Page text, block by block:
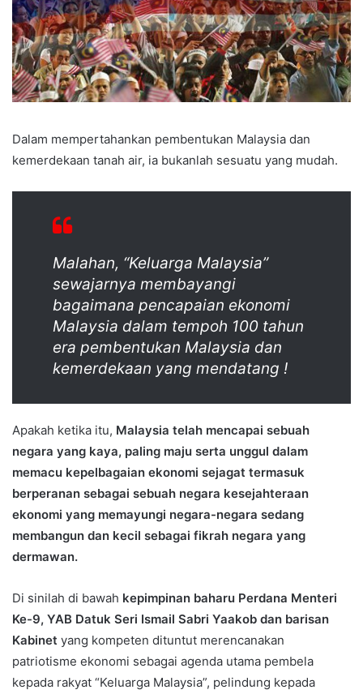
Dalam mempertahankan pembentukan Malaysia dan
kemerdekaan tanah air, ia bukanlah sesuatu yang mudah.
Malahan, “Keluarga Malaysia”
sewajarnya membayangi
bagaimana pencapaian ekonomi
Malaysia dalam tempoh 100 tahun
era pembentukan Malaysia dan
kemerdekaan yang mendatang !
Apakah ketika itu, Malaysia telah mencapai sebuah
negara yang kaya, paling maju serta unggul dalam
memacu kepelbagaian ekonomi sejagat termasuk
berperanan sebagai sebuah negara kesejahteraan
ekonomi yang memayungi negara-negara sedang
membangun dan kecil sebagai fikrah negara yang
dermawan.
Di sinilah di bawah kepimpinan baharu Perdana Menteri
Ke-9, YAB Datuk Seri Ismail Sabri Yaakob dan barisan
Kabinet yang kompeten dituntut merencanakan
patriotisme ekonomi sebagai agenda utama pembela
kepada rakyat “Keluarga Malaysia”, pelindung kepada